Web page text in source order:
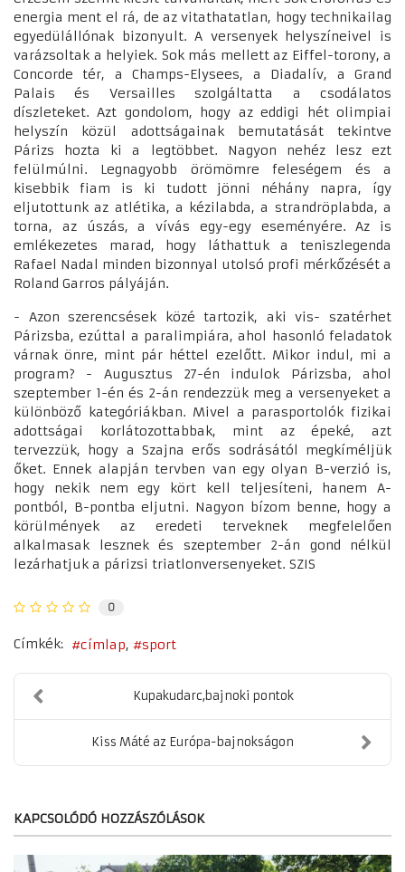
energia ment el rá, de az vitathatatlan, hogy technikailag
egyedülállónak bizonyult. A versenyek helyszíneivel is
varázsoltak a helyiek. Sok más mellett az Eiffel-torony, a
Concorde tér, a Champs-Elysees, a Diadalív, a Grand
Palais és Versailles szolgáltatta a csodálatos
díszleteket. Azt gondolom, hogy az eddigi hét olimpiai
helyszín közül adottságainak bemutatását tekintve
Párizs hozta ki a legtöbbet. Nagyon nehéz lesz ezt
felülmúlni. Legnagyobb örömömre feleségem és a
kisebbik fiam is ki tudott jönni néhány napra, így
eljutottunk az atlétika, a kézilabda, a strandröplabda, a
torna, az úszás, a vívás egy-egy eseményére. Az is
emlékezetes marad, hogy láthattuk a teniszlegenda
Rafael Nadal minden bizonnyal utolsó profi mérkőzését a
Roland Garros pályáján.
- Azon szerencsések közé tartozik, aki vis- szatérhet
Párizsba, ezúttal a paralimpiára, ahol hasonló feladatok
várnak önre, mint pár héttel ezelőtt. Mikor indul, mi a
program? - Augusztus 27-én indulok Párizsba, ahol
szeptember 1-én és 2-án rendezzük meg a versenyeket a
különböző kategóriákban. Mivel a parasportolók fizikai
adottságai korlátozottabbak, mint az épeké, azt
tervezzük, hogy a Szajna erős sodrásától megkíméljük
őket. Ennek alapján tervben van egy olyan B-verzió is,
hogy nekik nem egy kört kell teljesíteni, hanem A-
pontból, B-pontba eljutni. Nagyon bízom benne, hogy a
körülmények az eredeti terveknek megfelelően
alkalmasak lesznek és szeptember 2-án gond nélkül
lezárhatjuk a párizsi triatlonversenyeket. SZIS
0
Címkék: címlap sport
Kupakudarc,bajnoki pontok
Kiss Máté az Európa-bajnokságon
KAPCSOLÓDÓ HOZZÁSZÓLÁSOK